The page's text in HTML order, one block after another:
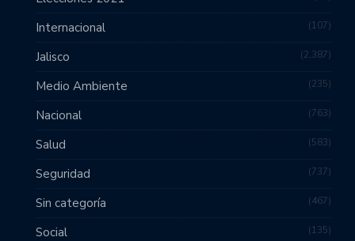
Internacional 107
Jalisco 2,387
Medio Ambiente 235
Nacional 763
Salud 583
Seguridad 737
Sin categoría 467
Social 135